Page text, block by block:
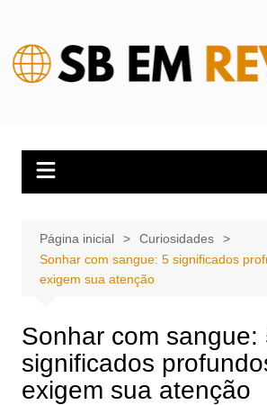
conteúdo
Página inicial
Curiosidades
Sonhar com sangue: 5 significados
exigem sua atenção
Sonhar com sangue:
significados
exigem sua atenção